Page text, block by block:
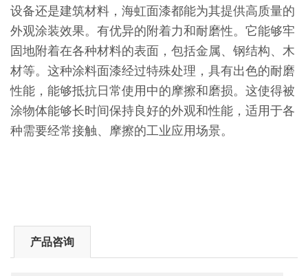
设备还是建筑材料，海虹面漆都能为其提供高质量的
外观涂装效果。有优异的附着力和耐磨性。它能够牢
固地附着在各种材料的表面，包括金属、钢结构、木
材等。这种涂料面漆经过特殊处理，具有出色的耐磨
性能，能够抵抗日常使用中的摩擦和磨损。这使得被
涂物体能够长时间保持良好的外观和性能，适用于各
种需要经常接触、摩擦的工业应用场景。
产品咨询